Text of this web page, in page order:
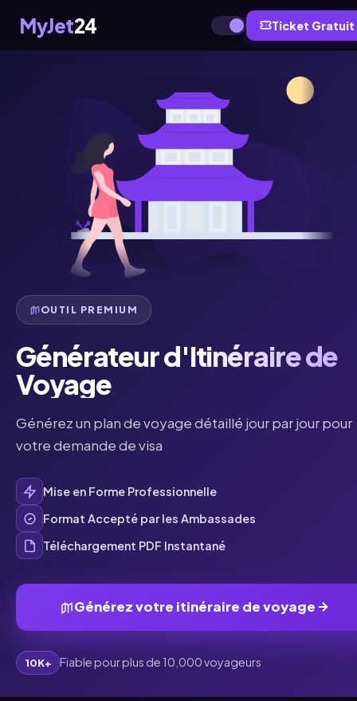
MyJet24 Ticket Gratuit
OUTIL PREMIUM
Générateur d'Itinéraire de
Voyage
Générez un plan de voyage détaillé jour par jour pour
votre demande de visa
Mise en Forme Professionnelle
Format Accepté par les Ambassades
Téléchargement PDF Instantané
Générez votre itinéraire de voyage
10K+ Fiable pour plus de 10,000 voyageurs